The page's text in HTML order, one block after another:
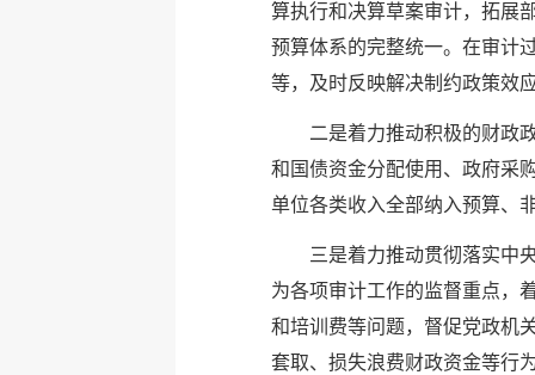
算执行和决算草案审计，拓展
预算体系的完整统一。在审计
等，及时反映解决制约政策效
二是着力推动积极的财政
和国债资金分配使用、政府采
单位各类收入全部纳入预算、
三是着力推动贯彻落实中
为各项审计工作的监督重点，
和培训费等问题，督促党政机
套取、损失浪费财政资金等行